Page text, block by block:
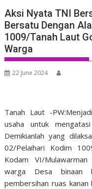
Aksi Nyata TNI
Bersatu Dengan
1009/Tanah Laut
Warga
22 June 2024
Tanah Laut -
usaha untuk
Demikianlah yang
02/Pelaihari Kodim
Kodam VI/
warga Desa binaan
pembersihan ruas kanan